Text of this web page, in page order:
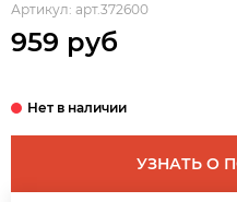
Артикул: арт.372600
959 руб
УЗНАТЬ О